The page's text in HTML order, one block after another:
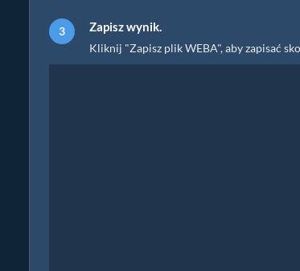
Zapisz wynik.
Kliknij "Zapisz plik WEBA", aby zapisać